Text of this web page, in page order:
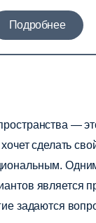
Подробнее
—
сделать
является
задаются